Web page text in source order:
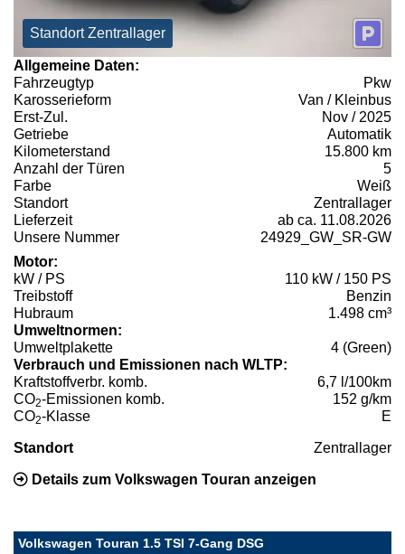
Standort Zentrallager
Allgemeine Daten:
Fahrzeugtyp
Pkw
Karosserieform
Van / Kleinbus
Erst-Zul.
Nov / 2025
Getriebe
Automatik
Kilometerstand
15.800 km
Anzahl der Türen
5
Farbe
Weiß
Standort
Zentrallager
Lieferzeit
ab ca. 11.08.2026
Unsere Nummer
24929_GW_SR-GW
Motor:
kW / PS
110 kW / 150 PS
Treibstoff
Benzin
Hubraum
1.498 cm³
Umweltnormen:
Umweltplakette
4 (Green)
Verbrauch und Emissionen nach WLTP:
Kraftstoffverbr. komb.
6,7 l/100km
CO2-Emissionen komb.
152 g/km
CO2-Klasse E
Standort Zentrallager
Details zum Volkswagen Touran anzeigen
Volkswagen Touran 1.5 TSI 7-Gang DSG